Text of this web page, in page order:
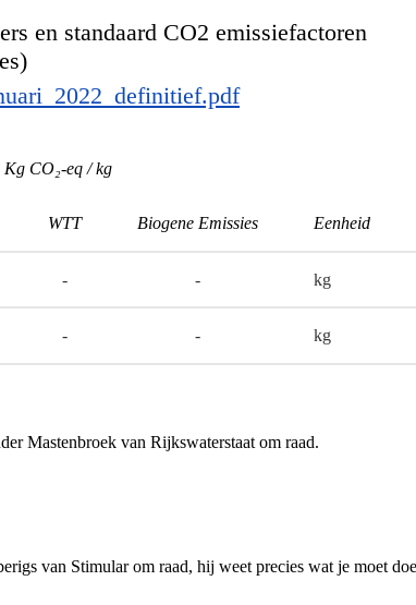
en standaard CO2 emissiefactoren
Kg CO₂-eq / kg
WTT Biogene Emissies Eenheid
- - kg
- - kg
Mastenbroek van Rijkswaterstaat om raad.
van Stimular om raad, hij weet precies wat je moet